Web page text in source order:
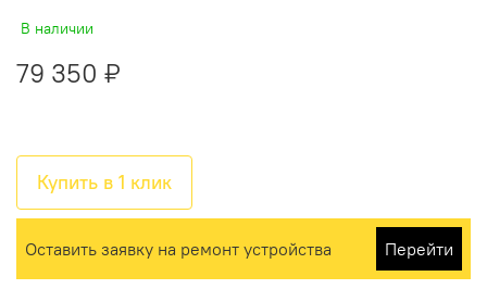
В наличии
79 350 ₽
Купить в 1 клик
Оставить заявку на ремонт устройства Перейти